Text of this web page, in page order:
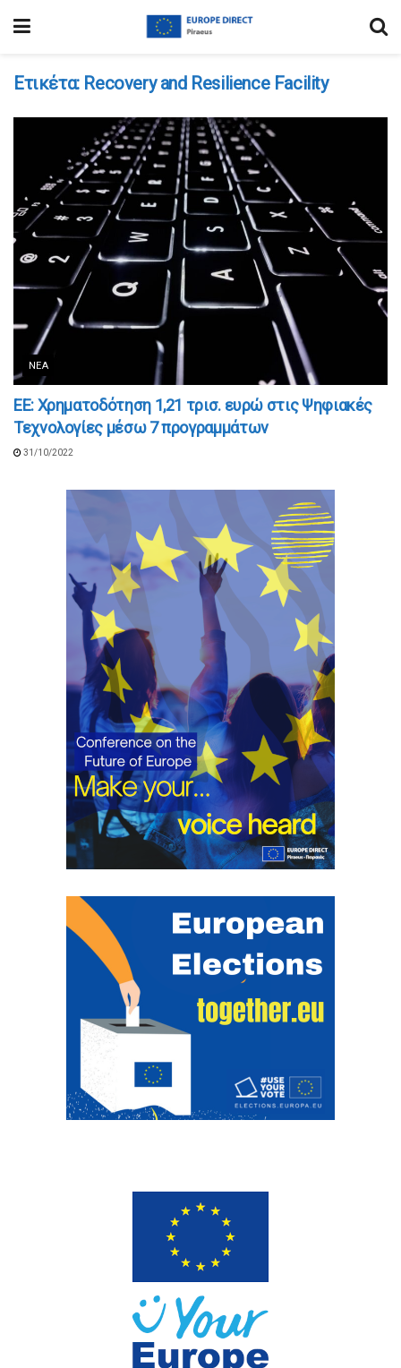
Ετικέτα: Recovery and Resilience Facility
ΝΈΑ
ΕΕ: Χρηματοδότηση 1,21 τρισ. ευρώ στις Ψηφιακές
Τεχνολογίες μέσω 7 προγραμμάτων
31/10/2022